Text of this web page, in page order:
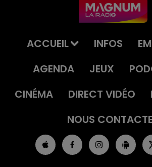
ACCUEIL INFOS
AGENDA
JEUX
CINÉMA
DIRECT VIDÉO
NOUS